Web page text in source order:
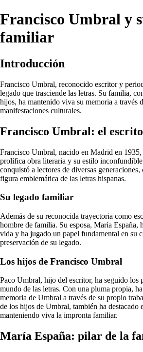
Francisco Umbral y
familiar
Introducción
Francisco Umbral, reconocido escritor y
legado que trasciende las letras. Su familia,
hijos, ha mantenido viva su memoria a través
manifestaciones culturales.
Francisco Umbral: el
Francisco Umbral, nacido en Madrid en 1935,
prolífica obra literaria y su estilo
conquistó a lectores de diversas
figura emblemática de las letras hispanas.
Su legado familiar
Además de su reconocida trayectoria como
hombre de familia. Su esposa, María España,
vida y ha jugado un papel fundamental en su
preservación de su legado.
Los hijos de Francisco Umbral
Paco Umbral, hijo del escritor, ha seguido los
mundo de las letras. Con una pluma propia,
memoria de Umbral a través de su propio
de los hijos de Umbral, también ha destacado
manteniendo viva la impronta familiar.
María España: pilar de la